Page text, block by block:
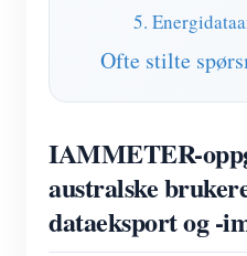
5.
Ofte stilte
IAMMETER-
australske
dataeksport og -